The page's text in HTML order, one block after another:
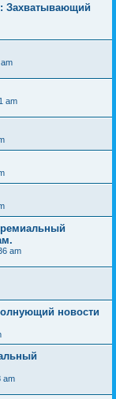
Захватывающий
am
am
новости
am